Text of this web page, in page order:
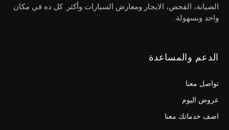
الصيانة، الفحص، الايجار ومعارض السيارات وأكثر. كل ده في مكان
واحد وبسهولة.
الدعم والمساعدة
تواصل معنا
عروض اليوم
اضف خدماتك معنا